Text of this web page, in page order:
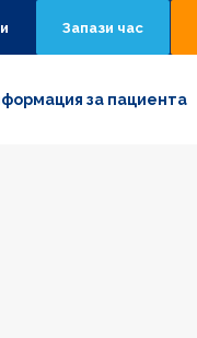
Запази час
за пациента